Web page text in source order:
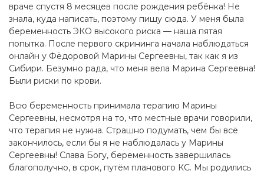
враче спустя 8 месяцев после рождения ребёнка! Не
знала, куда написать, поэтому пишу сюда. У меня была
беременность ЭКО высокого риска — наша пятая
попытка. После первого скрининга начала наблюдаться
онлайн у Фёдоровой Марины Сергеевны, так как я из
Сибири. Безумно рада, что меня вела Марина Сергеевна!
Были риски по крови.
Всю беременность принимала терапию Марины
Сергеевны, несмотря на то, что местные врачи говорили,
что терапия не нужна. Страшно подумать, чем бы всё
закончилось, если бы я не наблюдалась у Марины
Сергеевны! Слава Богу, беременность завершилась
благополучно, в срок, путём планового КС. Мы родились